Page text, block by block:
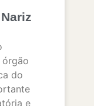
órgão
do
e